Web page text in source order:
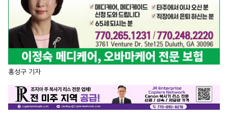
홍성구 기자